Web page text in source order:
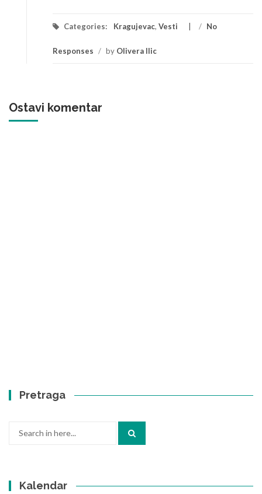
Categories: Kragujevac, Vesti / No
Responses / by Olivera Ilic
Ostavi komentar
Pretraga
Kalendar